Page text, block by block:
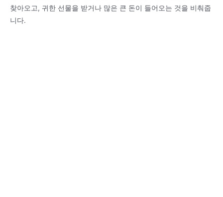
찾아오고, 귀한 선물을 받거나 많은 큰 돈이 들어오는 것을 비춰줍
니다.